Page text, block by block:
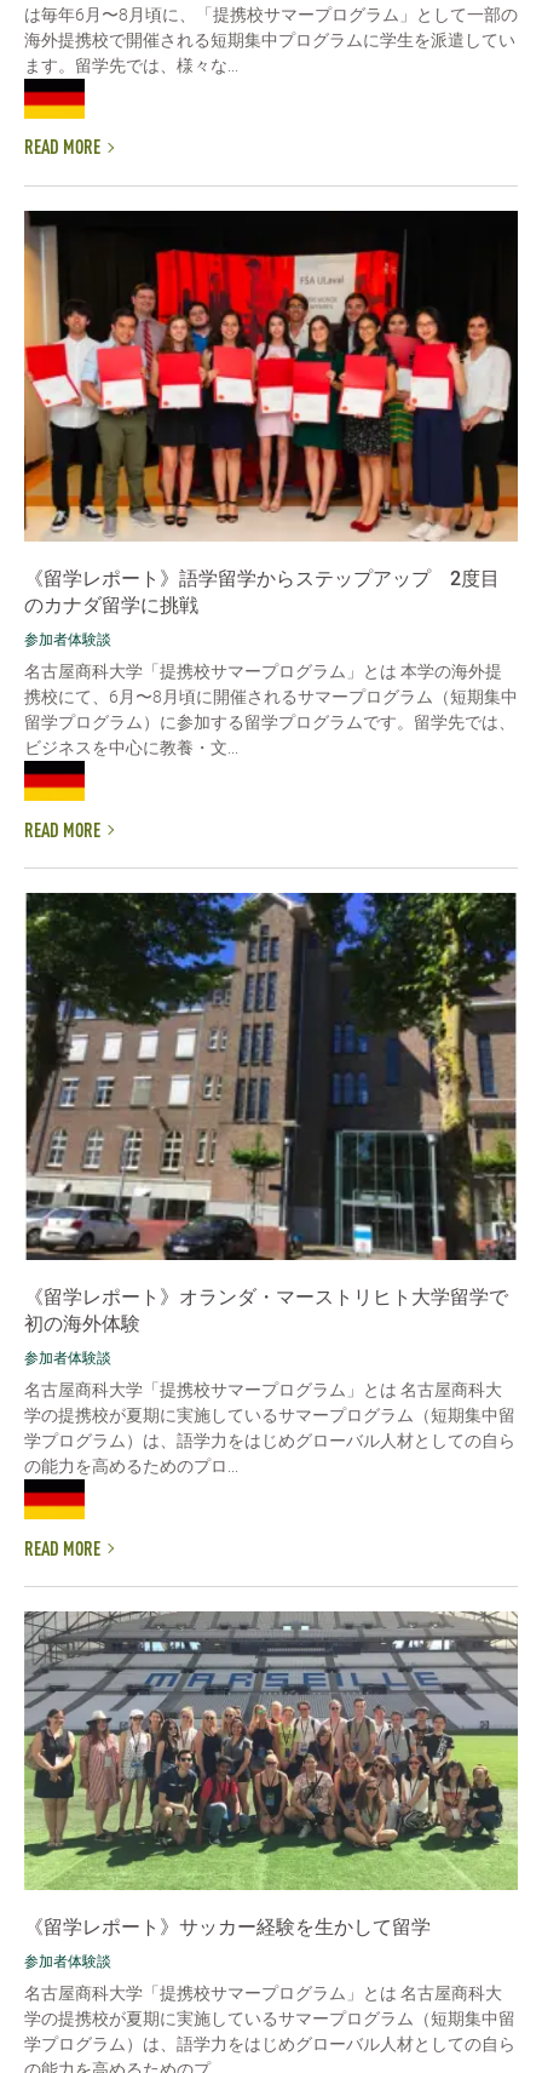
は毎年6月〜8月頃に、「提携校サマープログラム」として一部の
海外提携校で開催される短期集中プログラムに学生を派遣してい
ます。留学先では、様々な...
READ MORE
《留学レポート》語学留学からステップアップ 2度目
のカナダ留学に挑戦
参加者体験談
名古屋商科大学「提携校サマープログラム」とは 本学の海外提
携校にて、6月〜8月頃に開催されるサマープログラム（短期集中
留学プログラム）に参加する留学プログラムです。留学先では、
ビジネスを中心に教養・文...
READ MORE
《留学レポート》オランダ・マーストリヒト大学留学で
初の海外体験
参加者体験談
名古屋商科大学「提携校サマープログラム」とは 名古屋商科大
学の提携校が夏期に実施しているサマープログラム（短期集中留
学プログラム）は、語学力をはじめグローバル人材としての自ら
の能力を高めるためのプロ...
READ MORE
《留学レポート》サッカー経験を生かして留学
参加者体験談
名古屋商科大学「提携校サマープログラム」とは 名古屋商科大
学の提携校が夏期に実施しているサマープログラム（短期集中留
学プログラム）は、語学力をはじめグローバル人材としての自ら